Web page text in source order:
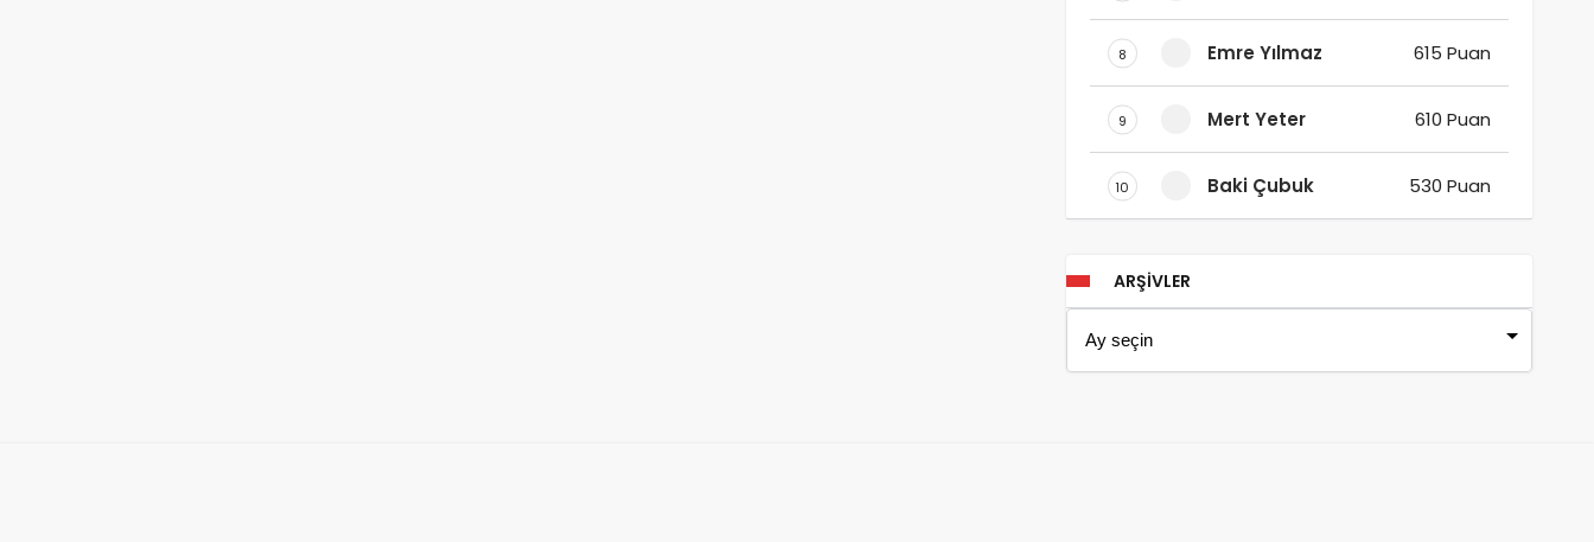
8 Emre Yılmaz 615 Puan
9 Mert Yeter 610 Puan
10 Baki Çubuk 530 Puan
ARŞIVLER